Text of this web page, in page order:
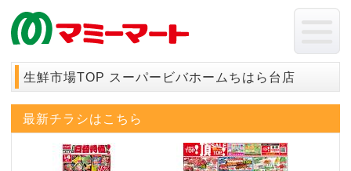
生鮮市場TOP スーパービバホームちはら台店
最新チラシはこちら